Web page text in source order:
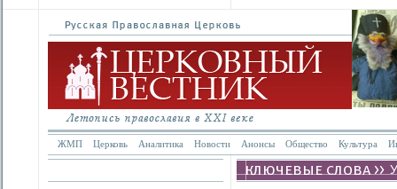
ЖМП Церковь Аналитика Новости Анонсы Общество Культура